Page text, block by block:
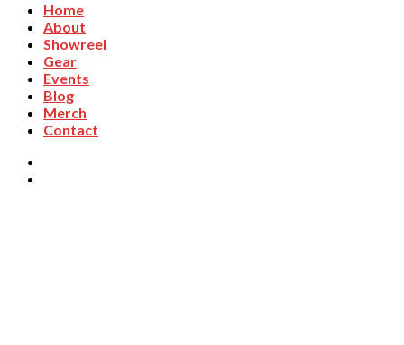
Home
About
Showreel
Gear
Events
Blog
Merch
Contact